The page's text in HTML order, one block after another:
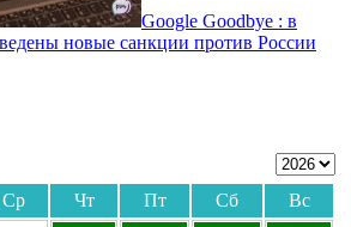
Google Goodbye : в
новые санкции против России
Ср Чт Пт Сб
Вс